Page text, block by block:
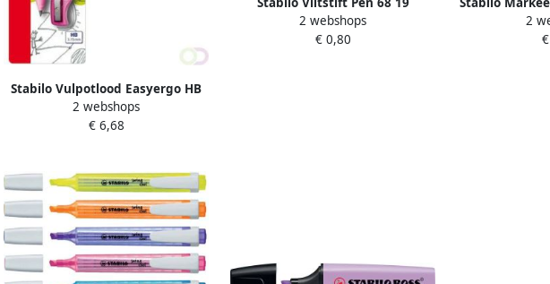
Stabilo Vulpotlood Easyergo HB
3.15mm rechtshandig roze lila
incl puntenslijper blister Ã 1
2 webshops
€ 6,68
medium heidepaars
2 webshops
€ 0,80
6070 155
2